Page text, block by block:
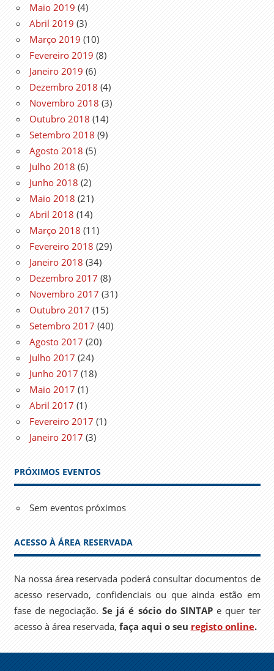
Maio 2019 (4)
Abril 2019 (3)
Março 2019 (10)
Fevereiro 2019 (8)
Janeiro 2019 (6)
Dezembro 2018 (4)
Novembro 2018 (3)
Outubro 2018 (14)
Setembro 2018 (9)
Agosto 2018 (5)
Julho 2018 (6)
Junho 2018 (2)
Maio 2018 (21)
Abril 2018 (14)
Março 2018 (11)
Fevereiro 2018 (29)
Janeiro 2018 (34)
Dezembro 2017 (8)
Novembro 2017 (31)
Outubro 2017 (15)
Setembro 2017 (40)
Agosto 2017 (20)
Julho 2017 (24)
Junho 2017 (18)
Maio 2017 (1)
Abril 2017 (1)
Fevereiro 2017 (1)
Janeiro 2017 (3)
PRÓXIMOS EVENTOS
Sem eventos próximos
ACESSO À ÁREA RESERVADA
Na nossa área reservada poderá consultar documentos de
acesso reservado, confidenciais ou que ainda estão em
fase de negociação.Se já é sócio do SINTAPe quer ter
acesso à área reservada, faça aqui o seu registo online.